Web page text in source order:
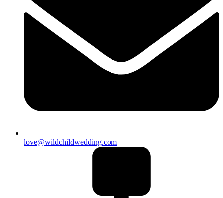
love@wildchildwedding.com